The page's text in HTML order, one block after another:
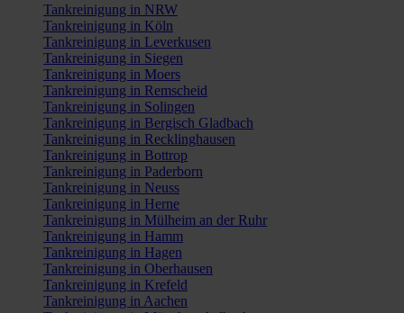
Tankreinigung in NRW
Tankreinigung in Köln
Tankreinigung in Leverkusen
Tankreinigung in Siegen
Tankreinigung in Moers
Tankreinigung in Remscheid
Tankreinigung in Solingen
Tankreinigung in Bergisch Gladbach
Tankreinigung in Recklinghausen
Tankreinigung in Bottrop
Tankreinigung in Paderborn
Tankreinigung in Neuss
Tankreinigung in Herne
Tankreinigung in Mülheim an der Ruhr
Tankreinigung in Hamm
Tankreinigung in Hagen
Tankreinigung in Oberhausen
Tankreinigung in Krefeld
Tankreinigung in Aachen